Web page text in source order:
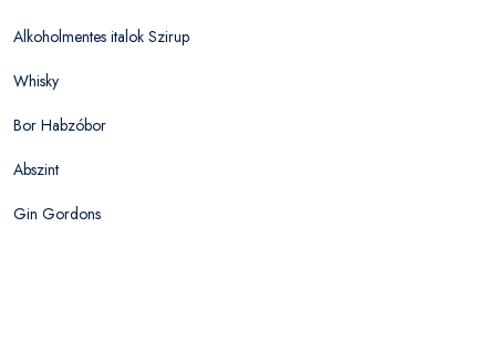
Alkoholmentes italok Szirup
Whisky
Bor Habzóbor
Abszint
Gin Gordons